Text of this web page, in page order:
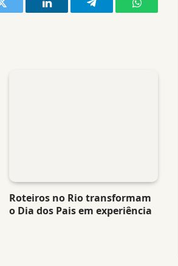
Twitter LinkedIn Telegram WhatsApp
Roteiros no Rio transformam
o Dia dos Pais em experiência